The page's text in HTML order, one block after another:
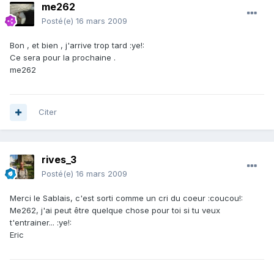
me262
Posté(e) 16 mars 2009
Bon , et bien , j'arrive trop tard :ye!:
Ce sera pour la prochaine .
me262
Citer
rives_3
Posté(e) 16 mars 2009
Merci le Sablais, c'est sorti comme un cri du coeur :coucou!:
Me262, j'ai peut être quelque chose pour toi si tu veux
t'entrainer... :ye!:
Eric